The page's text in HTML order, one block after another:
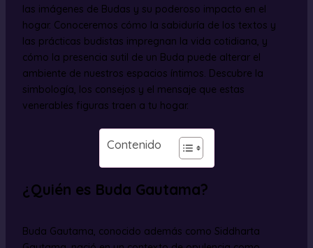
las imágenes de Budas y su poderoso impacto en el
hogar. Conoceremos cómo la sabiduría de los textos y
las prácticas budistas impregnan la vida cotidiana, y
cómo la presencia sutil de un Buda puede alterar el
ambiente de nuestros espacios íntimos. Descubre la
simbología, los consejos y el mensaje que estas
venerables figuras traen a tu hogar.
Contenido
¿Quién es Buda Gautama?
Buda Gautama, conocido además como Siddharta